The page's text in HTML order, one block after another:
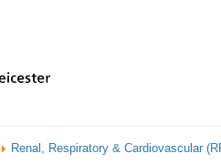
Renal, Respiratory & Cardiovascular